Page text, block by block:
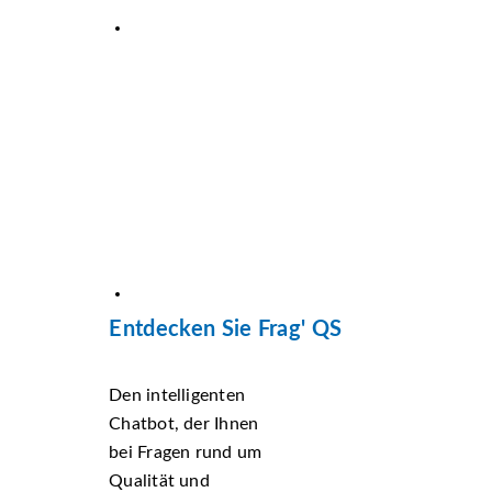
Entdecken Sie Frag' QS
Den intelligenten
Chatbot, der Ihnen
bei Fragen rund um
Qualität und